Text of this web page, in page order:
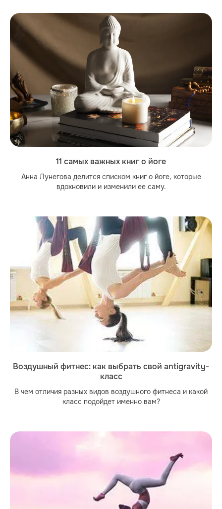
11 самых важных книг о йоге
Анна Лунегова делится списком книг о йоге, которые
вдохновили и изменили ее саму.
Воздушный фитнес: как выбрать свой antigravity-
класс
В чем отличия разных видов воздушного фитнеса и какой
класс подойдет именно вам?